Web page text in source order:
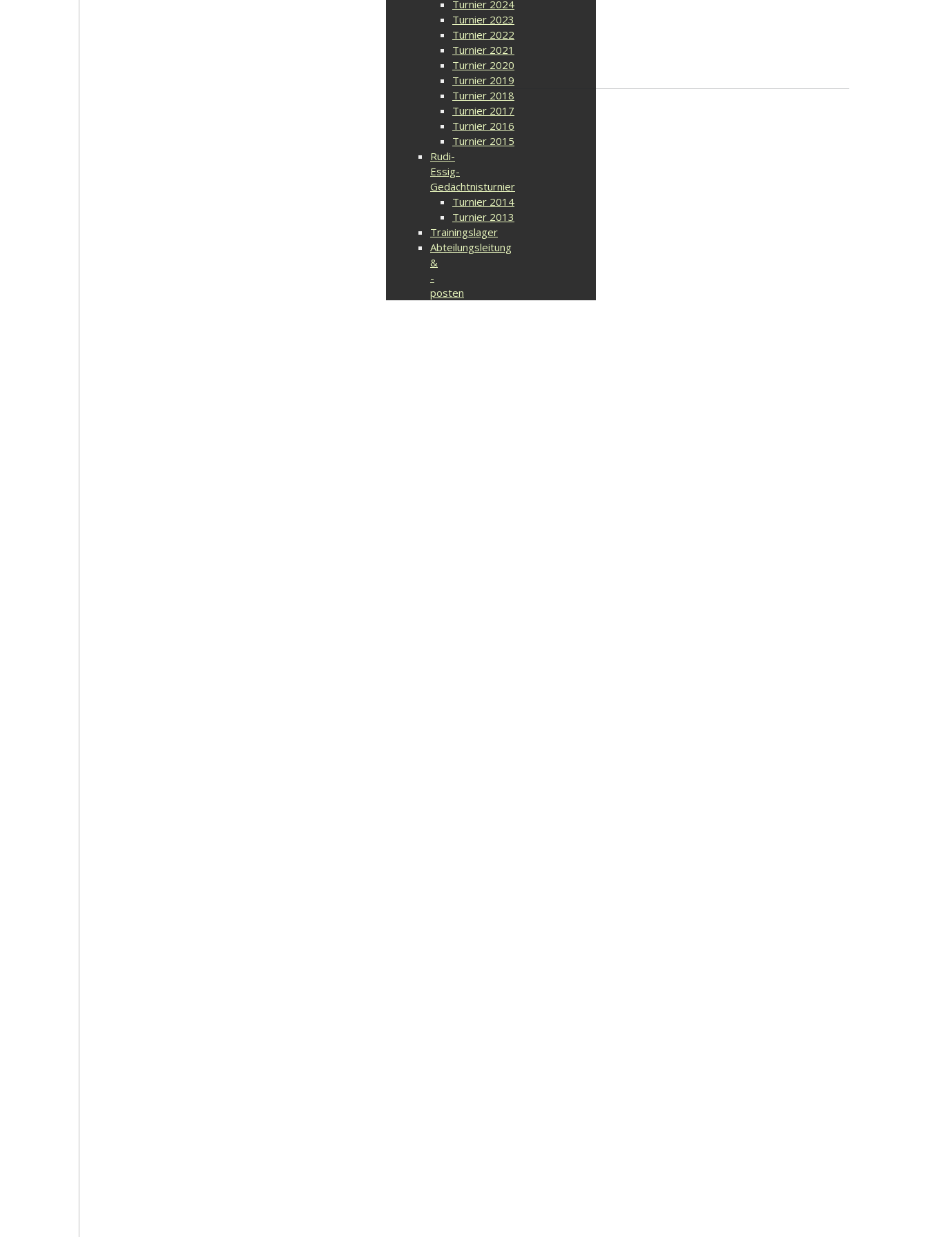
Turnier 2024
Turnier 2023
Turnier 2022
Turnier 2021
Turnier 2020
Turnier 2019
Turnier 2018
Turnier 2017
Turnier 2016
Turnier 2015
Rudi-
Essig-
Gedächtnisturnier
Turnier 2014
Turnier 2013
Trainingslager
Abteilungsleitung
&
-
posten